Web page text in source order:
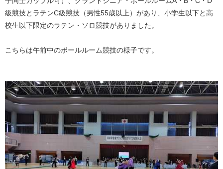
級競技とラテンC級競技（男性55歳以上）があり、小学生以下と高
校生以下限定のラテン・ソロ競技がありました。
こちらは午前中のボールルーム競技の様子です。